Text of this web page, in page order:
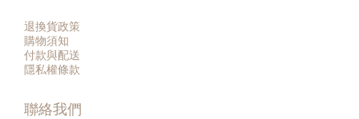
退換貨政策
購物須知
付款與配送
隱私權條款
聯絡我們